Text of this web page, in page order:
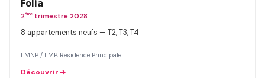
Folia
2ème trimestre 2028
8 appartements neufs — T2, T3, T4
LMNP / LMP, Residence Principale
Découvrir